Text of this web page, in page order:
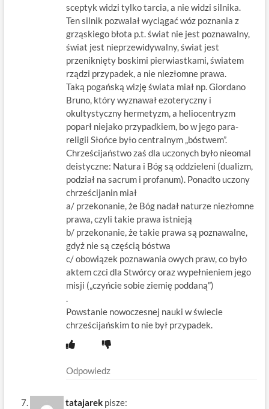
sceptyk widzi tylko tarcia, a nie widzi silnika.
Ten silnik pozwalał wyciągać wóz poznania z
grząskiego błota p.t. świat nie jest poznawalny,
świat jest nieprzewidywalny, świat jest
przeniknięty boskimi pierwiastkami, światem
rządzi przypadek, a nie niezłomne prawa.
Taką pogańską wizję świata miał np. Giordano
Bruno, który wyznawał ezoteryczny i
okultystyczny hermetyzm, a heliocentryzm
poparł niejako przypadkiem, bo w jego para-
religii Słońce było centralnym „bóstwem”.
Chrześcijaństwo zaś dla uczonych było nieomal
deistyczne: Natura i Bóg są oddzieleni (dualizm,
podział na sacrum i profanum). Ponadto uczony
chrześcijanin miał
a/ przekonanie, że Bóg nadał naturze niezłomne
prawa, czyli takie prawa istnieją
b/ przekonanie, że takie prawa są poznawalne,
gdyż nie są częścią bóstwa
c/ obowiązek poznawania owych praw, co było
aktem czci dla Stwórcy oraz wypełnieniem jego
misji („czyńcie sobie ziemię poddaną”)
Powstanie nowoczesnej nauki w świecie
chrześcijańskim to nie był przypadek.
Odpowiedz
tatajarek pisze: